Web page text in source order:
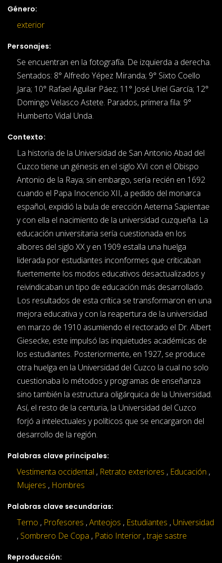
Género:
exterior
Personajes:
Se encuentran en la fotografía. De izquierda a derecha.
Sentados: 8° Alfredo Yépez Miranda; 9° Sixto Coello
Jara; 10° Rafael Aguilar Páez; 11° José Uriel García; 12°
Domingo Velasco Astete. Parados, primera fila: 9°
Humberto Vidal Unda.
Contexto:
La historia de la Universidad de San Antonio Abad del
Cuzco tiene un génesis en el siglo XVI con el Obispo
Antonio de la Raya; sin embargo, sería recién en 1692
cuando el Papa Inocencio XII, a pedido del monarca
español, expidió la bula de erección Aeterna Sapientae
y con ella el nacimiento de la universidad cuzqueña. La
educación universitaria sería cuestionada en los
albores del siglo XX y en 1909 estalla una huelga
liderada por estudiantes inconformes que criticaban
fuertemente los modos educativos desactualizados y
reivindicaban un tipo de educación más desarrollado.
Los resultados de esta crítica se transformaron en una
mejora educativa y con la reapertura de la universidad
en marzo de 1910 asumiendo el rectorado el Dr. Albert
Giesecke, este impulsó las inquietudes académicas de
los estudiantes. Posteriormente, en 1927, se produce
otra huelga en la Universidad del Cuzco la cual no solo
cuestionaba lo métodos y programas de enseñanza
sino también la estructura oligárquica de la Universidad.
Así, el resto de la centuria, la Universidad del Cuzco
forjó a intelectuales y políticos que se encargaron del
desarrollo de la región.
Palabras clave principales:
Vestimenta occidental , Retrato exteriores , Educación ,
Mujeres , Hombres
Palabras clave secundarias:
Terno , Profesores ,Anteojos , Estudiantes , Universidad
, Sombrero De Copa , Patio Interior ,traje sastre
Reproducción: